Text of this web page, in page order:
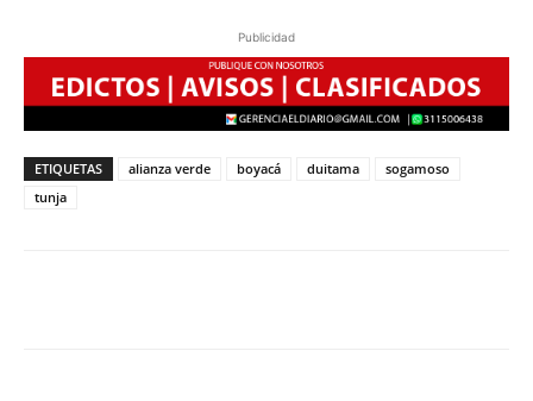
Publicidad
ETIQUETAS alianza verde boyacá duitama
sogamoso
tunja